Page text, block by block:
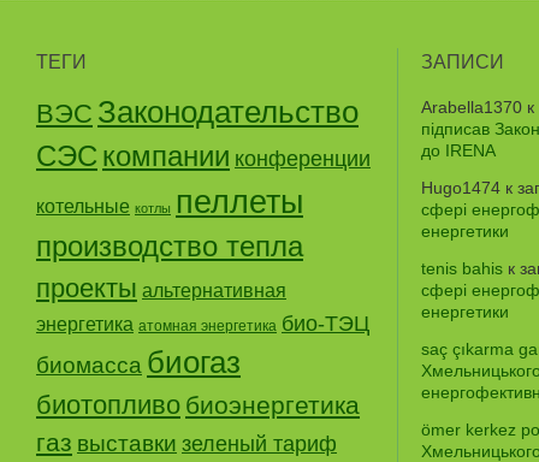
ТЕГИ
ВЭС Законодательство
СЭС компании конференции
котельные котлы пеллеты
производство тепла
проекты альтернативная
энергетика атомная энергетика био-ТЭЦ
биомасса биогаз
биотопливо биоэнергетика
газ выставки зеленый тариф
ЗАПИСИ
Arabella1370
підписав
до IRENA
Hugo1474 к
сфері
енергетики
tenis bahis к
сфері
енергетики
saç çıkarma
ömer kerkez